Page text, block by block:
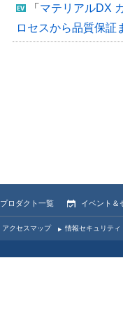
「 マテリアルDX
ロセスから品質保証
プロダクト一覧 イベント＆
アクセスマップ 情報セキュリテ